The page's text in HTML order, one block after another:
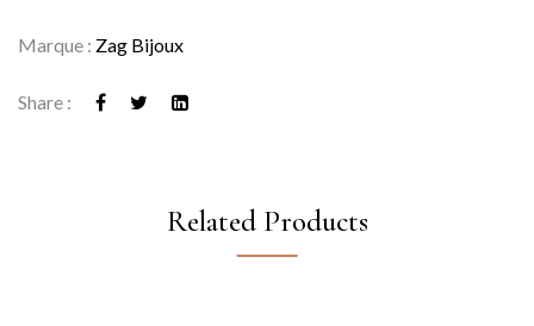
Marque : Zag Bijoux
Share :
Related Products